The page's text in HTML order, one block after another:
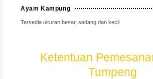
Ayam Kampung
Tersedia ukuran besar, sedang dan kecil
Ketentuan
Tumpeng